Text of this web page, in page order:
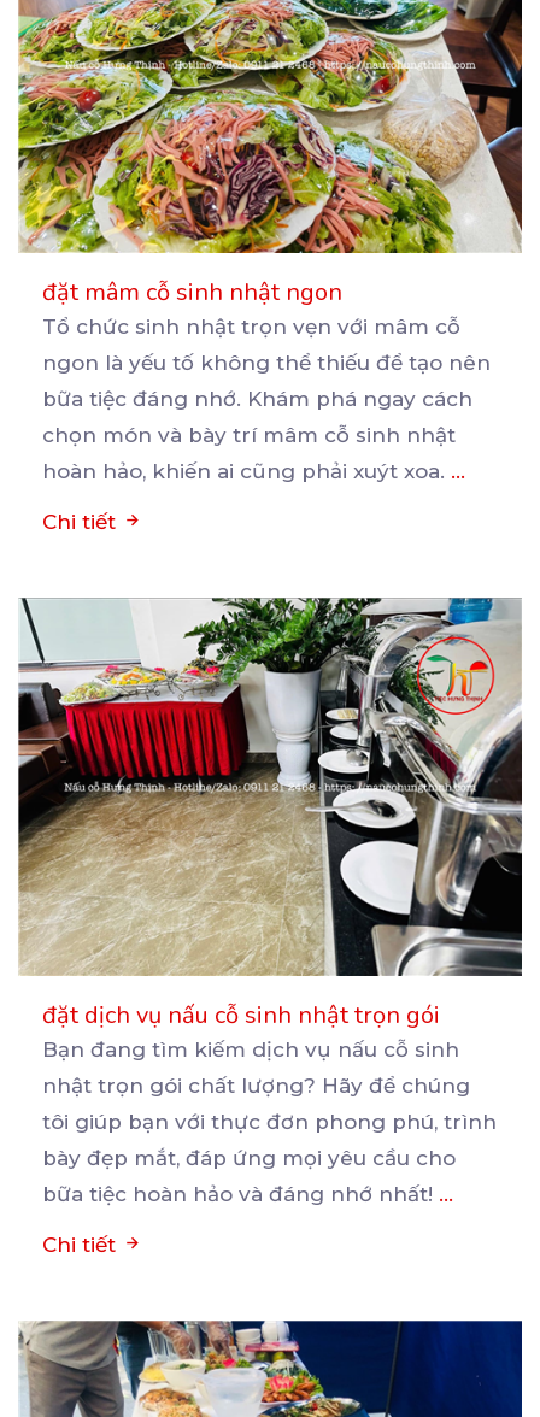
đặt mâm cỗ sinh nhật ngon
Tổ chức sinh nhật trọn vẹn với mâm cỗ
ngon là yếu tố không thể thiếu để tạo nên
bữa tiệc đáng nhớ. Khám phá ngay cách
chọn món và bày trí mâm cỗ sinh nhật
hoàn hảo, khiến ai cũng phải xuýt xoa. ...
Chi tiết
đặt dịch vụ nấu cỗ sinh nhật trọn gói
Bạn đang tìm kiếm dịch vụ nấu cỗ sinh
nhật trọn gói chất lượng? Hãy để chúng
tôi giúp bạn với thực đơn phong phú, trình
bày đẹp mắt, đáp ứng mọi yêu cầu cho
bữa tiệc hoàn hảo và đáng nhớ nhất! ...
Chi tiết